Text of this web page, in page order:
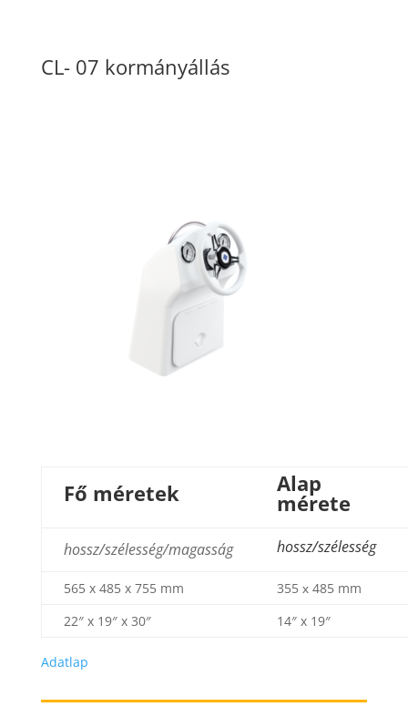
CL- 07 kormányállás
Fő méretek Alap
mérete
hossz/szélesség/magasság hossz/szélesség
565 x 485 x 755 mm
355 х 485 mm
22″ x 19″ x 30″
14″ x 19″
Adatlap